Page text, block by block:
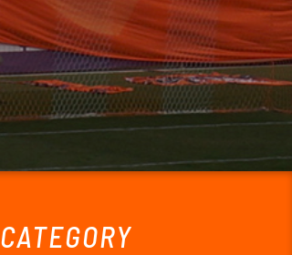
CATEGORY